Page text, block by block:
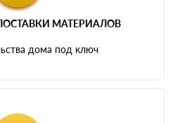
МАТЕРИАЛОВ
дома под ключ